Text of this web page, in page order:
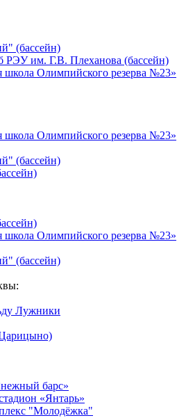
(бассейн)
РЭУ им. Г.В. Плеханова (бассейн)
школа Олимпийского резерва №23»
школа Олимпийского резерва №23»
(бассейн)
школа Олимпийского резерва №23»
(бассейн)
Лужники
барс»
«Янтарь»
"Молодёжка"